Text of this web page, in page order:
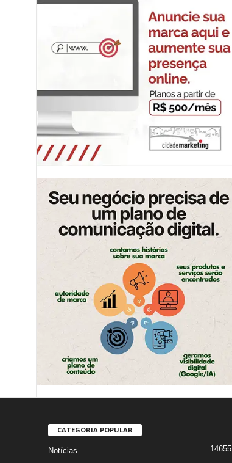
CATEGORIA POPULAR
Notícias
14655